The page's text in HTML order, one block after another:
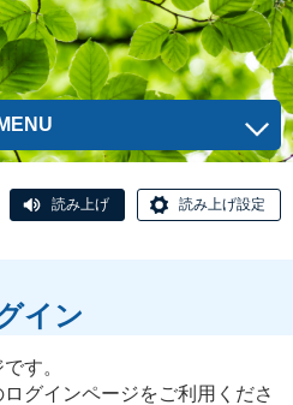
MENU
読み上げ 読み上げ設定
イン
す。
グインページをご利用くださ